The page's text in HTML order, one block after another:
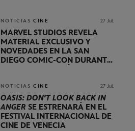
NOTICIAS CINE 27 Jul.
MARVEL STUDIOS REVELA
MATERIAL EXCLUSIVO Y
NOVEDADES EN LA SAN
DIEGO COMIC-CON DURANTE
NOTICIAS CINE 27 Jul.
OASIS: DON'T LOOK BACK IN
ANGER SE ESTRENARÁ EN EL
FESTIVAL INTERNACIONAL DE
CINE DE VENECIA